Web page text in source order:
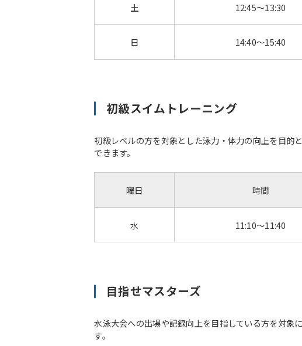
土 12:45～13:30
日 14:40～15:40
初級スイムトレーニング
初級レベルの方を対象とした泳力・体力の向上を目的
できます。
曜日
水
時間
11:10～11:40
目指せマスターズ
水泳大会への出場や記録向上を目指している方を対象
す。